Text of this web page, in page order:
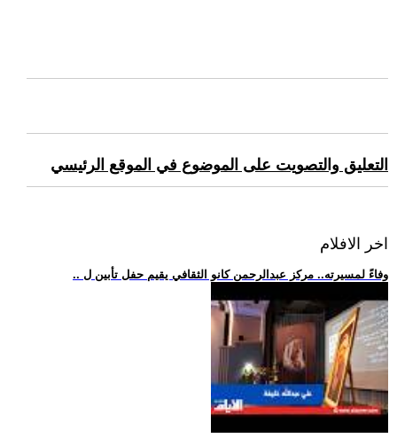
التعليق والتصويت على الموضوع في الموقع الرئيسي
اخر الافلام
.. وفاءً لمسيرته.. مركز عبدالرحمن كانو الثقافي يقيم حفل تأبين ل